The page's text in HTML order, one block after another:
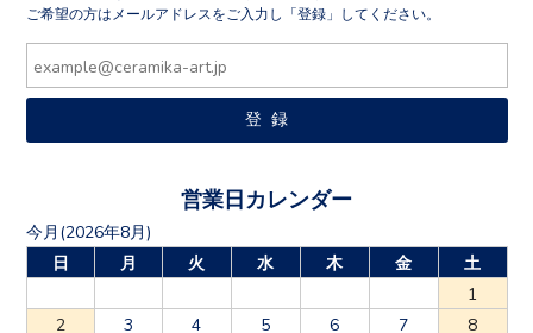
ご希望の方はメールアドレスをご入力し「登録」してください。
営業日カレンダー
今月(2026年8月)
日
月 火 水 木 金
土
1
2
3 4 5 6 7
8